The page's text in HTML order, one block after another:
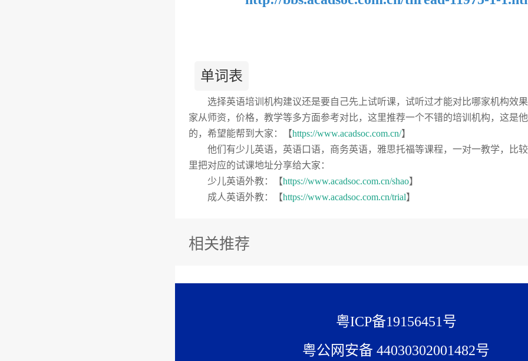
单词表
选择英语培训机构建议还是要自己先上试听课，试听过才能对比哪家机构效
家从师资，价格，教学等多方面参考对比，这里推荐一个不错的培训机构，这是
的，希望能帮到大家：【https://www.acadsoc.com.cn/】
他们有少儿英语，英语口语，商务英语，雅思托福等课程，一对一教学，比
里把对应的试课地址分享给大家：
少儿英语外教：【https://www.acadsoc.com.cn/shao】
成人英语外教：【https://www.acadsoc.com.cn/trial】
相关推荐
粤ICP备19156451号
粤公网安备 44030302001482号